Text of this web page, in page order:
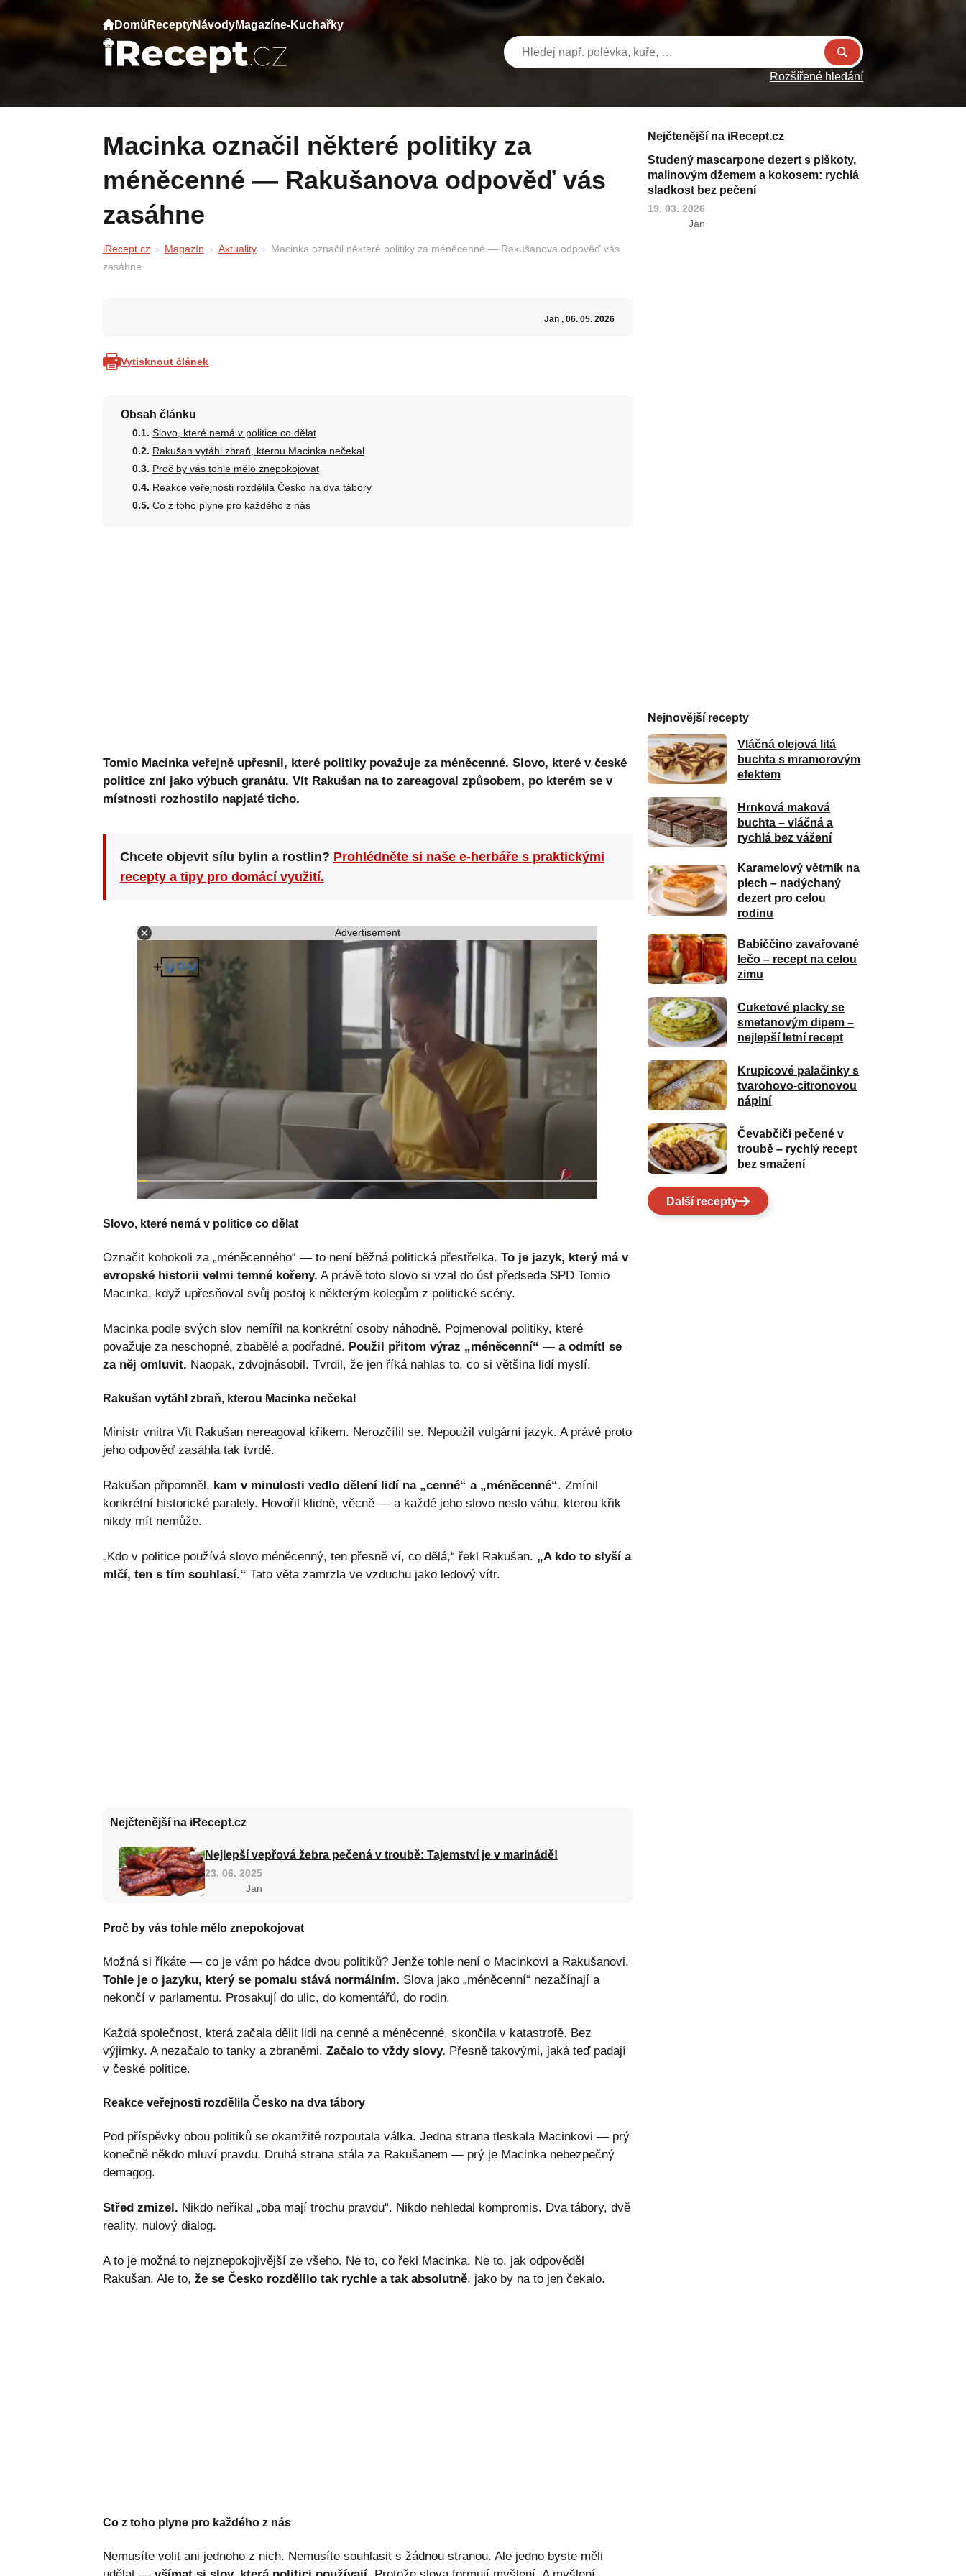
Domů ReceptyNávodyMagazíne-Kuchařky
Rozšířené hledání
Macinka označil některé politiky za
méněcenné — Rakušanova odpověď vás
zasáhne
iRecept.cz Magazín Aktuality
Macinka označil některé politiky za méněcenné — Rakušanova odpověď vás
zasáhne
Jan, 06. 05. 2026
Vytisknout článek
Obsah článku
Slovo, které nemá v politice co dělat
Rakušan vytáhl zbraň, kterou Macinka nečekal
Proč by vás tohle mělo znepokojovat
Reakce veřejnosti rozdělila Česko na dva tábory
Co z toho plyne pro každého z nás
Tomio Macinka veřejně upřesnil, které politiky považuje za méněcenné. Slovo, které v české
politice zní jako výbuch granátu. Vít Rakušan na to zareagoval způsobem, po kterém se v
místnosti rozhostilo napjaté ticho.
Chcete objevit sílu bylin a rostlin? Prohlédněte si naše e-herbáře s praktickými
recepty a tipy pro domácí využití.
Advertisement
Slovo, které nemá v politice co dělat
Označit kohokoli za „méněcenného“ — to není běžná politická přestřelka. To je jazyk, který má v
evropské historii velmi temné kořeny. A právě toto slovo si vzal do úst předseda SPD Tomio
Macinka, když upřesňoval svůj postoj k některým kolegům z politické scény.
Macinka podle svých slov nemířil na konkrétní osoby náhodně. Pojmenoval politiky, které
považuje za neschopné, zbabělé a podřadné. Použil přitom výraz „méněcenní“ — a odmítl se
za něj omluvit. Naopak, zdvojnásobil. Tvrdil, že jen říká nahlas to, co si většina lidí myslí.
Rakušan vytáhl zbraň, kterou Macinka nečekal
Ministr vnitra Vít Rakušan nereagoval křikem. Nerozčílil se. Nepoužil vulgární jazyk. A právě proto
jeho odpověď zasáhla tak tvrdě.
Rakušan připomněl, kam v minulosti vedlo dělení lidí na „cenné“ a „méněcenné“. Zmínil
konkrétní historické paralely. Hovořil klidně, věcně — a každé jeho slovo neslo váhu, kterou křik
nikdy mít nemůže.
„Kdo v politice používá slovo méněcenný, ten přesně ví, co dělá,“ řekl Rakušan. „A kdo to slyší a
mlčí, ten s tím souhlasí.“ Tato věta zamrzla ve vzduchu jako ledový vítr.
Nejčtenější na iRecept.cz
Nejlepší vepřová žebra pečená v troubě: Tajemství je v marinádě!
23. 06. 2025
Jan
Proč by vás tohle mělo znepokojovat
Možná si říkáte — co je vám po hádce dvou politiků? Jenže tohle není o Macinkovi a Rakušanovi.
Tohle je o jazyku, který se pomalu stává normálním. Slova jako „méněcenní“ nezačínají a
nekončí v parlamentu. Prosakují do ulic, do komentářů, do rodin.
Každá společnost, která začala dělit lidi na cenné a méněcenné, skončila v katastrofě. Bez
výjimky. A nezačalo to tanky a zbraněmi. Začalo to vždy slovy. Přesně takovými, jaká teď padají
v české politice.
Reakce veřejnosti rozdělila Česko na dva tábory
Pod příspěvky obou politiků se okamžitě rozpoutala válka. Jedna strana tleskala Macinkovi — prý
konečně někdo mluví pravdu. Druhá strana stála za Rakušanem — prý je Macinka nebezpečný
demagog.
Střed zmizel. Nikdo neříkal „oba mají trochu pravdu“. Nikdo nehledal kompromis. Dva tábory, dvě
reality, nulový dialog.
A to je možná to nejznepokojivější ze všeho. Ne to, co řekl Macinka. Ne to, jak odpověděl
Rakušan. Ale to, že se Česko rozdělilo tak rychle a tak absolutně, jako by na to jen čekalo.
Co z toho plyne pro každého z nás
Nemusíte volit ani jednoho z nich. Nemusíte souhlasit s žádnou stranou. Ale jedno byste měli
Nejčtenější na iRecept.cz
Studený mascarpone dezert s piškoty,
malinovým džemem a kokosem: rychlá
sladkost bez pečení
19. 03. 2026
Jan
Nejnovější recepty
Vláčná olejová litá
buchta s mramorovým
efektem
Hrnková maková
buchta – vláčná a
rychlá bez vážení
Karamelový větrník na
plech – nadýchaný
dezert pro celou
rodinu
Babiččino zavařované
lečo – recept na celou
zimu
Cuketové placky se
smetanovým dipem –
nejlepší letní recept
Krupicové palačinky s
tvarohovo-citronovou
náplní
Čevabčiči pečené v
troubě – rychlý recept
bez smažení
Další recepty